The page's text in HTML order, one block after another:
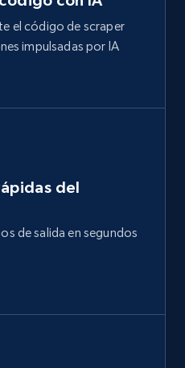
el código de scraper
impulsadas por IA
del
de salida en segundos